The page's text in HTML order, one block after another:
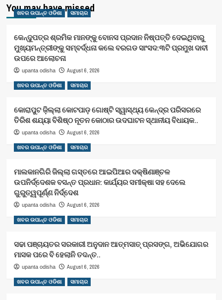
You may have missed
ଖବର ଉପାନ୍ତ ଓଡିଶା ସମାଚାର
କେନ୍ଦୁପତ୍ର ଶ୍ରମିକ ମାନଙ୍କୁ ବୋନସ ପ୍ରଦାନ ନିଷ୍ପତ୍ତି ଦେଇଥିବାରୁ
ମୁଖ୍ୟମନ୍ତ୍ରୀଙ୍କୁ ସମ୍ବର୍ଦ୍ଧନା କଲେ ବରଗଡ ସାଂସଦ:୩ଟି ପ୍ରମୁଖ ଦାବୀ
ଉପରେ ଆଲୋଚନା
upanta odisha August 6, 2026
ଖବର ଉପାନ୍ତ ଓଡିଶା ସମାଚାର
କୋରାପୁଟ ଜ଼ିଲ୍ଲା କୋଟପାଡ଼ ଗୋଷ୍ଟି ସ୍ୱାସ୍ଥ୍ୟ କେନ୍ଦ୍ର ପରିସରରେ
ତିରିଶ ଶଯ୍ୟା ବିଶିଷ୍ଠ ନୂତନ କୋଠାର ଉଦଘାଟନ ସ୍ଥାନୀୟ ବିଧାୟକ..
upanta odisha August 6, 2026
ଖବର ଉପାନ୍ତ ଓଡିଶା ସମାଚାର
ମାଲକାନଗିରି ଜିଲ୍ଲା ଗସ୍ତରେ ଆଇପିଆର ଦକ୍ଷିଣାଞ୍ଚଳ
ଉପନିର୍ଦ୍ଦେଶକ ବସନ୍ତ ପ୍ରଧାନ: କାର୍ଯ୍ୟର ସମୀକ୍ଷା ସହ ଦେଲେ
ଗୁରୁତ୍ୱପୂର୍ଣ୍ଣ ନିର୍ଦ୍ଦେଶ
upanta odisha August 6, 2026
ଖବର ଉପାନ୍ତ ଓଡିଶା ସମାଚାର
ସଢା ପଞ୍ଚାୟତର ସରକାରୀ ଅନୁଦାନ ଆତ୍ମସାତ୍ ପ୍ରସଙ୍ଗ, ଅଭିଯୋଗର
ମାସକ ପରେ ବି ହେଲାନି ତଦନ୍ତ..
upanta odisha August 6, 2026
ଖବର ଉପାନ୍ତ ଓଡିଶା ସମାଚାର